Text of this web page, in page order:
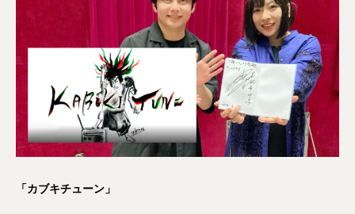
「カブキチューン」